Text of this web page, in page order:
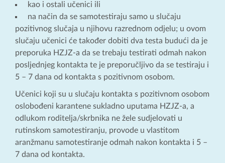
kao i ostali učenici ili
na način da se samotestiraju samo u slučaju
pozitivnog slučaja u njihovu razrednom odjelu; u ovom
slučaju učenici će također dobiti dva testa budući da je
preporuka HZJZ-a da se trebaju testirati odmah nakon
posljednjeg kontakta te je preporučljivo da se testiraju i
5 – 7 dana od kontakta s pozitivnom osobom.
Učenici koji su u slučaju kontakta s pozitivnom osobom
oslobođeni karantene sukladno uputama HZJZ-a, a
odlukom roditelja/skrbnika ne žele sudjelovati u
rutinskom samotestiranju, provode u vlastitom
aranžmanu samotestiranje odmah nakon kontakta i 5 –
7 dana od kontakta.